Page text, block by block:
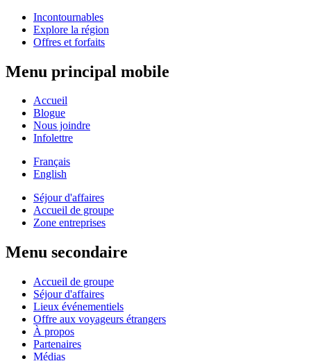
Incontournables
Explore la région
Offres et forfaits
Menu principal mobile
Accueil
Blogue
Nous joindre
Infolettre
Français
English
Séjour d'affaires
Accueil de groupe
Zone entreprises
Menu secondaire
Accueil de groupe
Séjour d'affaires
Lieux événementiels
Offre aux voyageurs étrangers
À propos
Partenaires
Médias